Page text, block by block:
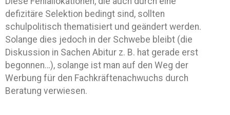
defizitäre Selektion bedingt sind, sollten
schulpolitisch thematisiert und geändert werden.
Solange dies jedoch in der Schwebe bleibt (die
Diskussion in Sachen Abitur z. B. hat gerade erst
begonnen…), solange ist man auf den Weg der
Werbung für den Fachkräftenachwuchs durch
Beratung verwiesen.